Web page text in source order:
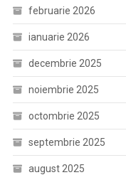
februarie 2026
ianuarie 2026
decembrie 2025
noiembrie 2025
octombrie 2025
septembrie 2025
august 2025